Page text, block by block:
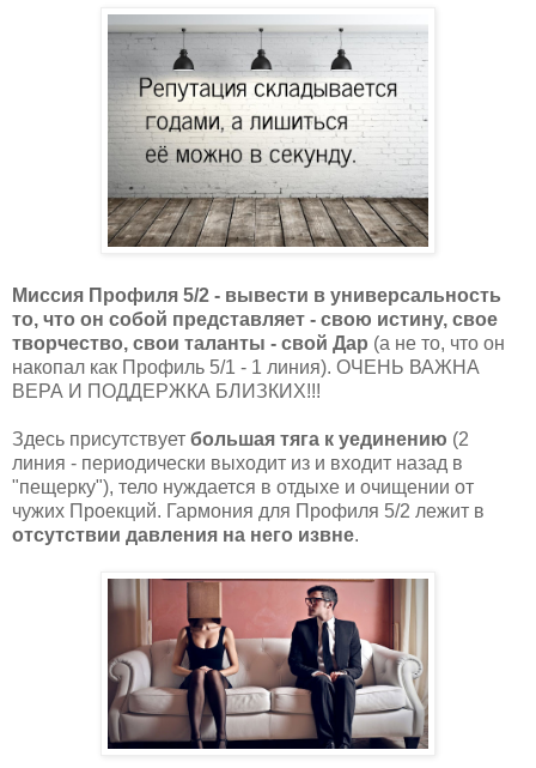
Миссия Профиля 5/2 - вывести в универсальность
то, что он собой представляет - свою истину, свое
творчество, свои таланты - свой Дар (а не то, что он
накопал как Профиль 5/1 - 1 линия). ОЧЕНЬ ВАЖНА
ВЕРА И ПОДДЕРЖКА БЛИЗКИХ!!!
Здесь присутствует большая тяга к уединению (2
линия - периодически выходит из и входит назад в
"пещерку"), тело нуждается в отдыхе и очищении от
чужих Проекций. Гармония для Профиля 5/2 лежит в
отсутствии давления на него извне.